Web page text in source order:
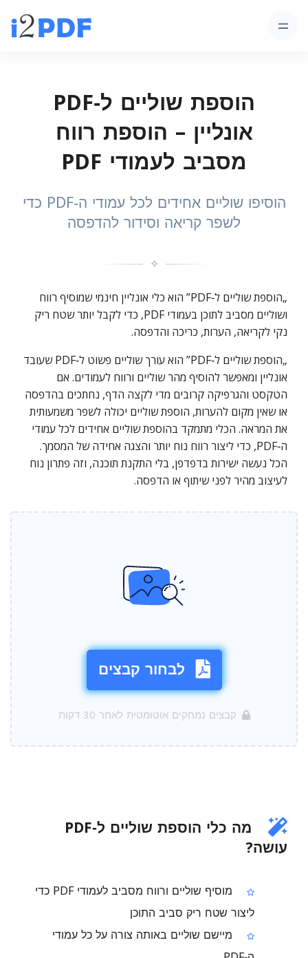
הוספת שוליים ל‑PDF
אונליין – הוספת רווח
מסביב לעמודי PDF
הוסיפו שוליים אחידים לכל עמודי ה‑PDF כדי
לשפר קריאה וסידור להדפסה
✧
„הוספת שוליים ל‑PDF” הוא כלי אונליין חינמי שמוסיף רווח
ושוליים מסביב לתוכן בעמודי PDF, כדי לקבל יותר שטח ריק
נקי לקריאה, הערות, כריכה והדפסה.
„הוספת שוליים ל‑PDF” הוא עורך שוליים פשוט ל‑PDF שעובד
אונליין ומאפשר להוסיף מהר שוליים ורווח לעמודים. אם
הטקסט והגרפיקה קרובים מדי לקצה הדף, נחתכים בהדפסה
או שאין מקום להערות, הוספת שוליים יכולה לשפר משמעותית
את המראה. הכלי מתמקד בהוספת שוליים אחידים לכל עמודי
ה‑PDF, כדי ליצור רווח נוח יותר והצגה אחידה של המסמך.
הכל נעשה ישירות בדפדפן, בלי התקנת תוכנה, וזה פתרון נוח
לעיצוב מהיר לפני שיתוף או הדפסה.
לבחור קבצים
קבצים נמחקים אוטומטית לאחר 30 דקות
מה כלי הוספת שוליים ל‑PDF
עושה?
מוסיף שוליים ורווח מסביב לעמודי PDF כדי
ליצור שטח ריק סביב התוכן
מיישם שוליים באותה צורה על כל עמודי